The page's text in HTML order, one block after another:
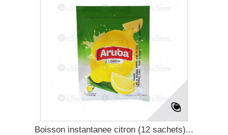
Boisson instantanee citron (12 sachets)...